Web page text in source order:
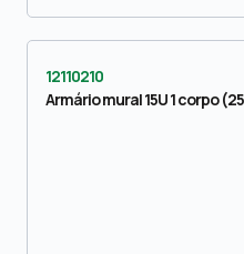
12110210
Armário mural 15U 1 corpo